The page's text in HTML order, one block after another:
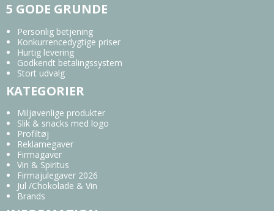
5 GODE GRUNDE
Personlig betjening
Konkurrencedygtige priser
Hurtig levering
Godkendt betalingssystem
Stort udvalg
KATEGORIER
Miljøvenlige produkter
Slik & snacks med logo
Profiltøj
Reklamegaver
Firmagaver
Vin & Spiritus
Firmajulegaver 2026
Jul /Chokolade & Vin
Brands